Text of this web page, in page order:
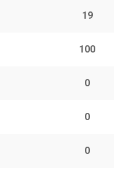
19
100
0
0
0